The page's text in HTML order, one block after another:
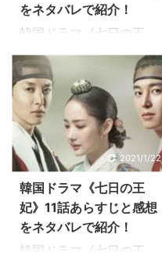
た《七日の王妃》は、実
話 ...
た歴史ロマンス。 切ない
人が続出のドラマです！
韓国ドラマ《七日の王
妃》13話のあらすじ 12
話では… 婚姻したもの
の、ヨクは何か隠し事を
している…。不安を感じ
るチェギョン。 夜中じゅ
う戻らなかったヨクを心
配して質屋にやてきたチ
ェギョン。血痕 ...
をネタバレで紹介！
韓国ドラマ《七日の王
妃》14話のあらすじを感
想を交えながらお伝えし
ています。 パク・ミニョ
ン、ヨン・ウジン、イ・
ドンゴン共演の王宮ロマ
ンス大作《七日の王妃》
は、実話をモチーフに、
2人の王に愛され7日間だ
け王妃の座につき、廃妃
された女性の悲恋を描い
た歴史ロマンス。 切ない
2021/1/22
韓国ドラマ《七日の王
妃》11話あらすじと感想
をネタバレで紹介！
韓国ドラマ《七日の王